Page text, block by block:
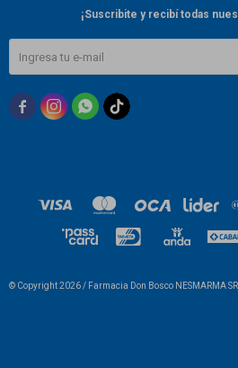
¡Suscribite y recibí todas
  
© Copyright 2026 / Farmacia Don Bosco NESMARMA